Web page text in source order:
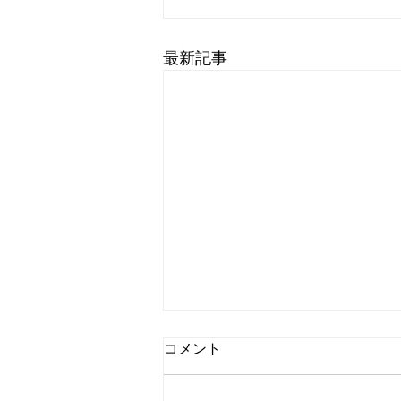
最新記事
Vienna Johann Strauss
Orchestraの発音｜長い楽団
コメント